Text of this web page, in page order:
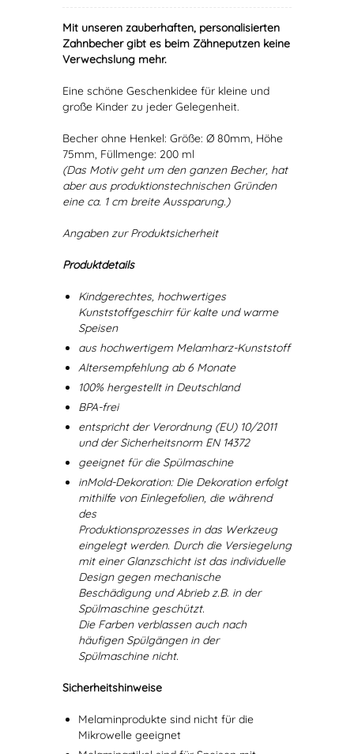
Mit unseren zauberhaften, personalisierten
Zahnbecher gibt es beim Zähneputzen keine
Verwechslung mehr.
Eine schöne Geschenkidee für kleine und
große Kinder zu jeder Gelegenheit.
Becher ohne Henkel: Größe: Ø 80mm, Höhe
75mm, Füllmenge: 200 ml
(Das Motiv geht um den ganzen Becher, hat
aber aus produktionstechnischen Gründen
eine ca. 1 cm breite Aussparung.)
Angaben zur Produktsicherheit
Produktdetails
Kindgerechtes, hochwertiges
Kunststoffgeschirr für kalte und warme
Speisen
aus hochwertigem Melamharz-Kunststoff
Altersempfehlung ab 6 Monate
100% hergestellt in Deutschland
BPA-frei
entspricht der Verordnung (EU) 10/2011
und der Sicherheitsnorm EN 14372
geeignet für die Spülmaschine
inMold-Dekoration: Die Dekoration erfolgt
mithilfe von Einlegefolien, die während
des
Produktionsprozesses in das Werkzeug
eingelegt werden. Durch die Versiegelung
mit einer Glanzschicht ist das individuelle
Design gegen mechanische
Beschädigung und Abrieb z.B. in der
Spülmaschine geschützt.
Die Farben verblassen auch nach
häufigen Spülgängen in der
Spülmaschine nicht.
Sicherheitshinweise
Melaminprodukte sind nicht für die
Mikrowelle geeignet